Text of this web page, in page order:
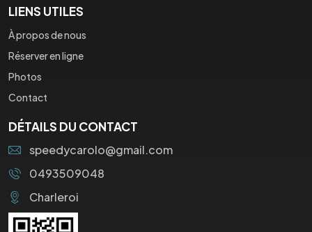
LIENS UTILES
À propos de nous
Réserver en ligne
Photos
Contact
DÉTAILS DU CONTACT
speedycarolo@gmail.com
0493509048
Charleroi